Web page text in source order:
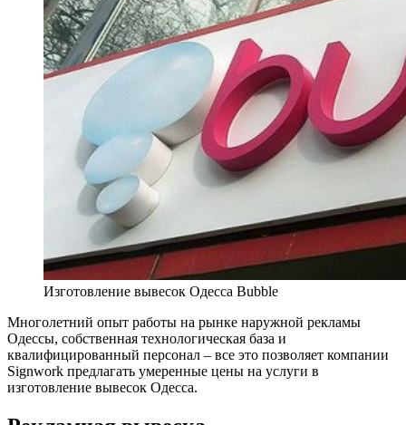
Изготовление вывесок Одесса Bubble
Многолетний опыт работы на рынке наружной рекламы
Одессы, собственная технологическая база и
квалифицированный персонал – все это позволяет компании
Signwork предлагать умеренные цены на услуги в
изготовление вывесок Одесса.